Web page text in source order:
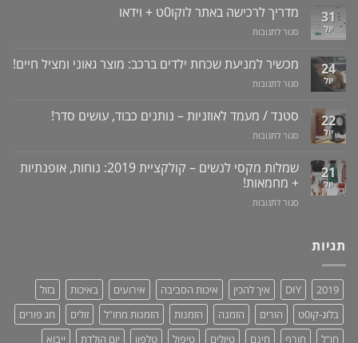
וחלל
–
עששת,
ונסיגת
אפימדיום:
כל
מה
לדעת!
טבעי
/
זיקפה
תערובת
צמחים
31
יול
מדריך לרכישה באתר לוקו0ט + וידאו
סגור לתגובות
באתר
וידאו
24
יול
מכשיר למניעת שכחת ילדים ברכב: מוצר גאוני ומציל חיים!
סגור לתגובות
שכחת
ילדים
מוצר
גאוני
ומציל
חיים!
22
יול
סטנד / מעמד לאוזניות – נותנים כבוד, עושים סדר!
סגור לתגובות
מעמד
לאוזניות
21
יול
שמלות מקסי לנשים – קולקציית 2019: נוחות, אופנתיות
+ מחמאות!
סגור לתגובות
2019:
נוחות,
אופנתיות
+
מחמאות!
תגיות
2019
DIY איך להכין איכות הסביבה אירועים באיכות
בזול
בלוג-קו0ט
הורים הזמנה הזמנות הזמנות מחו"ל זולים
חג פורים
חו"ל
חורף חינם טיולים טיפול טלפון יום הולדת
ייבוא